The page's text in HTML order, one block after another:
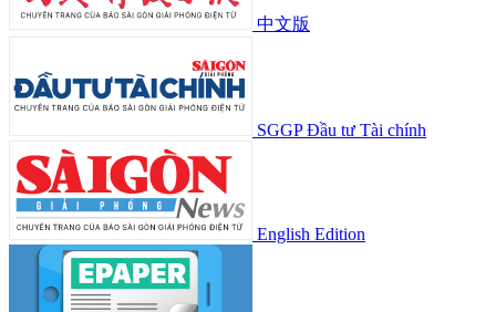
中文版
SGGP Đầu tư Tài chính
English Edition